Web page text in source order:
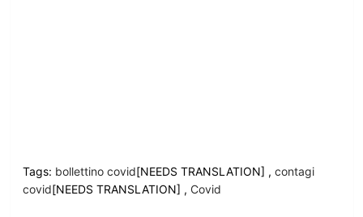
Tags: bollettino covid[NEEDS TRANSLATION] , contagi
covid[NEEDS TRANSLATION] , Covid